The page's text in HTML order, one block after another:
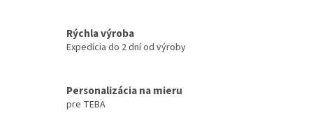
Rýchla výroba
Expedícia do 2 dní od výroby
Personalizácia na mieru
pre TEBA